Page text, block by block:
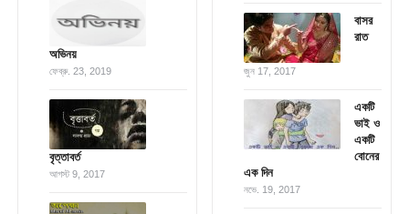
অভিনয়
ফেব্রু. 23, 2019
বৃত্তাবর্ত
আগস্ট 9, 2017
বাসর
রাত
জুন 17, 2017
একটি
ভাই ও
একটি
বোনের
এক দিন
নভে. 19, 2017